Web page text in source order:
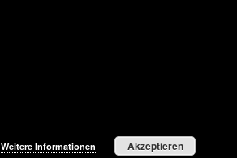
Weitere Informationen Akzeptieren